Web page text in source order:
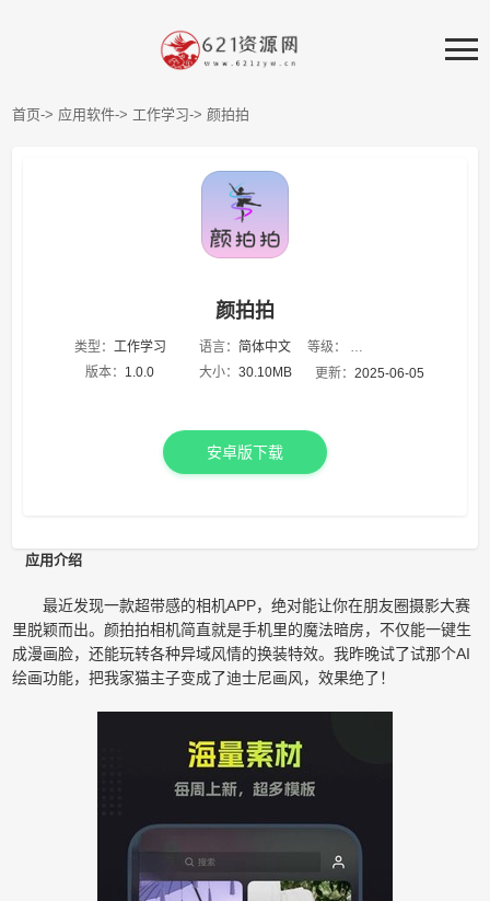
首页-> 应用软件-> 工作学习-> 颜拍拍
颜拍拍
类型： 工作学习
版本： 1.0.0
语言： 简体中文
大小： 30.10MB
等级：
★
更新：2025-06-05
安卓版下载
应用介绍
最近发现一款超带感的相机APP，绝对能让你在朋友圈摄影大赛
里脱颖而出。颜拍拍相机简直就是手机里的魔法暗房，不仅能一键生
成漫画脸，还能玩转各种异域风情的换装特效。我昨晚试了试那个AI
绘画功能，把我家猫主子变成了迪士尼画风，效果绝了！